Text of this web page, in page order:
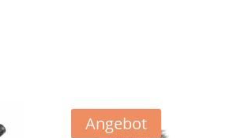
Angebot